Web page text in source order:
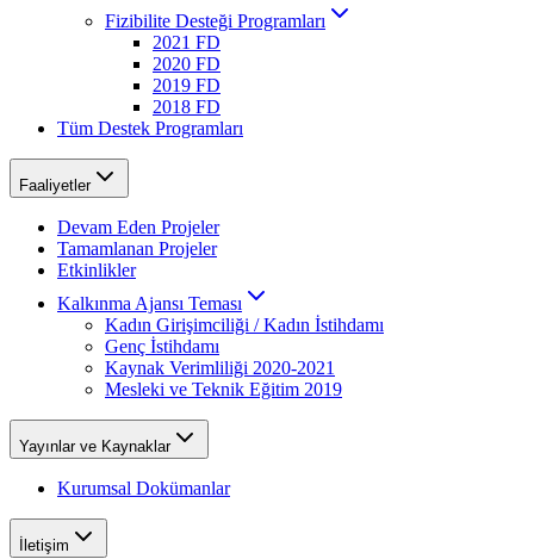
Fizibilite Desteği Programları
2021 FD
2020 FD
2019 FD
2018 FD
Tüm Destek Programları
Faaliyetler
Devam Eden Projeler
Tamamlanan Projeler
Etkinlikler
Kalkınma Ajansı Teması
Kadın Girişimciliği / Kadın İstihdamı
Genç İstihdamı
Kaynak Verimliliği 2020-2021
Mesleki ve Teknik Eğitim 2019
Yayınlar ve Kaynaklar
Kurumsal Dokümanlar
İletişim